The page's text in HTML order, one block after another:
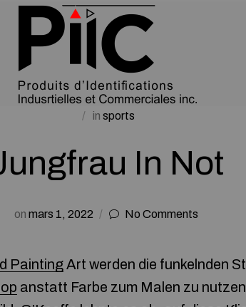
in sports
In Not
on mars 1, 2022 No Comments
PaintingArt werden die funkelnden
anstatt Farbe zum Malen zu